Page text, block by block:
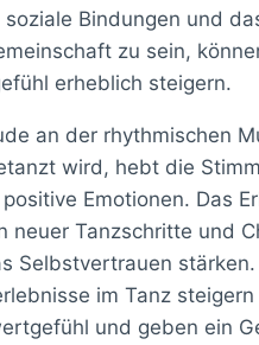
soziale Bindungen und
zu sein,
erheblich steigern.
an der rhythmischen
wird, hebt die
Emotionen. Das
neuer Tanzschritte und
Selbstvertrauen stärken.
im Tanz steigern
und geben ein